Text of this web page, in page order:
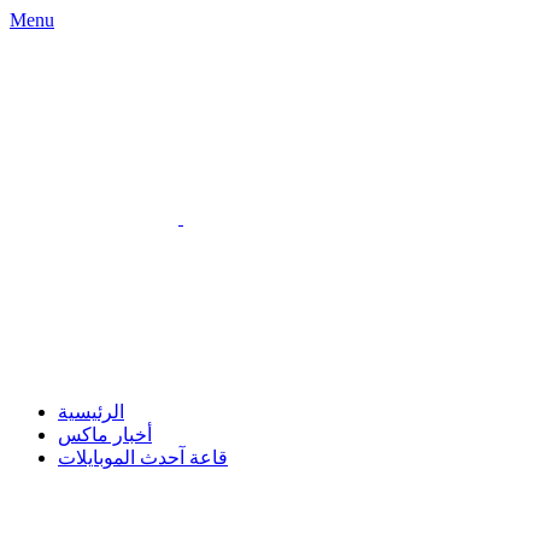
Menu
الرئيسية
أخبار ماكس
قاعة آحدث الموبايلات